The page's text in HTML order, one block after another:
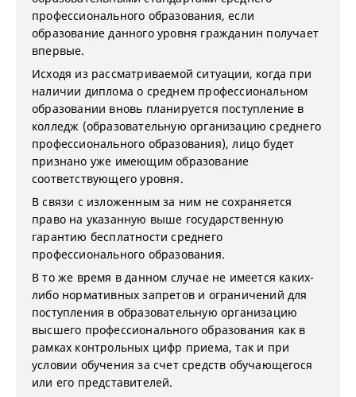
профессионального образования, если
образование данного уровня гражданин получает
впервые.
Исходя из рассматриваемой ситуации, когда при
наличии диплома о среднем профессиональном
образовании вновь планируется поступление в
колледж (образовательную организацию среднего
профессионального образования), лицо будет
признано уже имеющим образование
соответствующего уровня.
В связи с изложенным за ним не сохраняется
право на указанную выше государственную
гарантию бесплатности среднего
профессионального образования.
В то же время в данном случае не имеется каких-
либо нормативных запретов и ограничений для
поступления в образовательную организацию
высшего профессионального образования как в
рамках контрольных цифр приема, так и при
условии обучения за счет средств обучающегося
или его представителей.